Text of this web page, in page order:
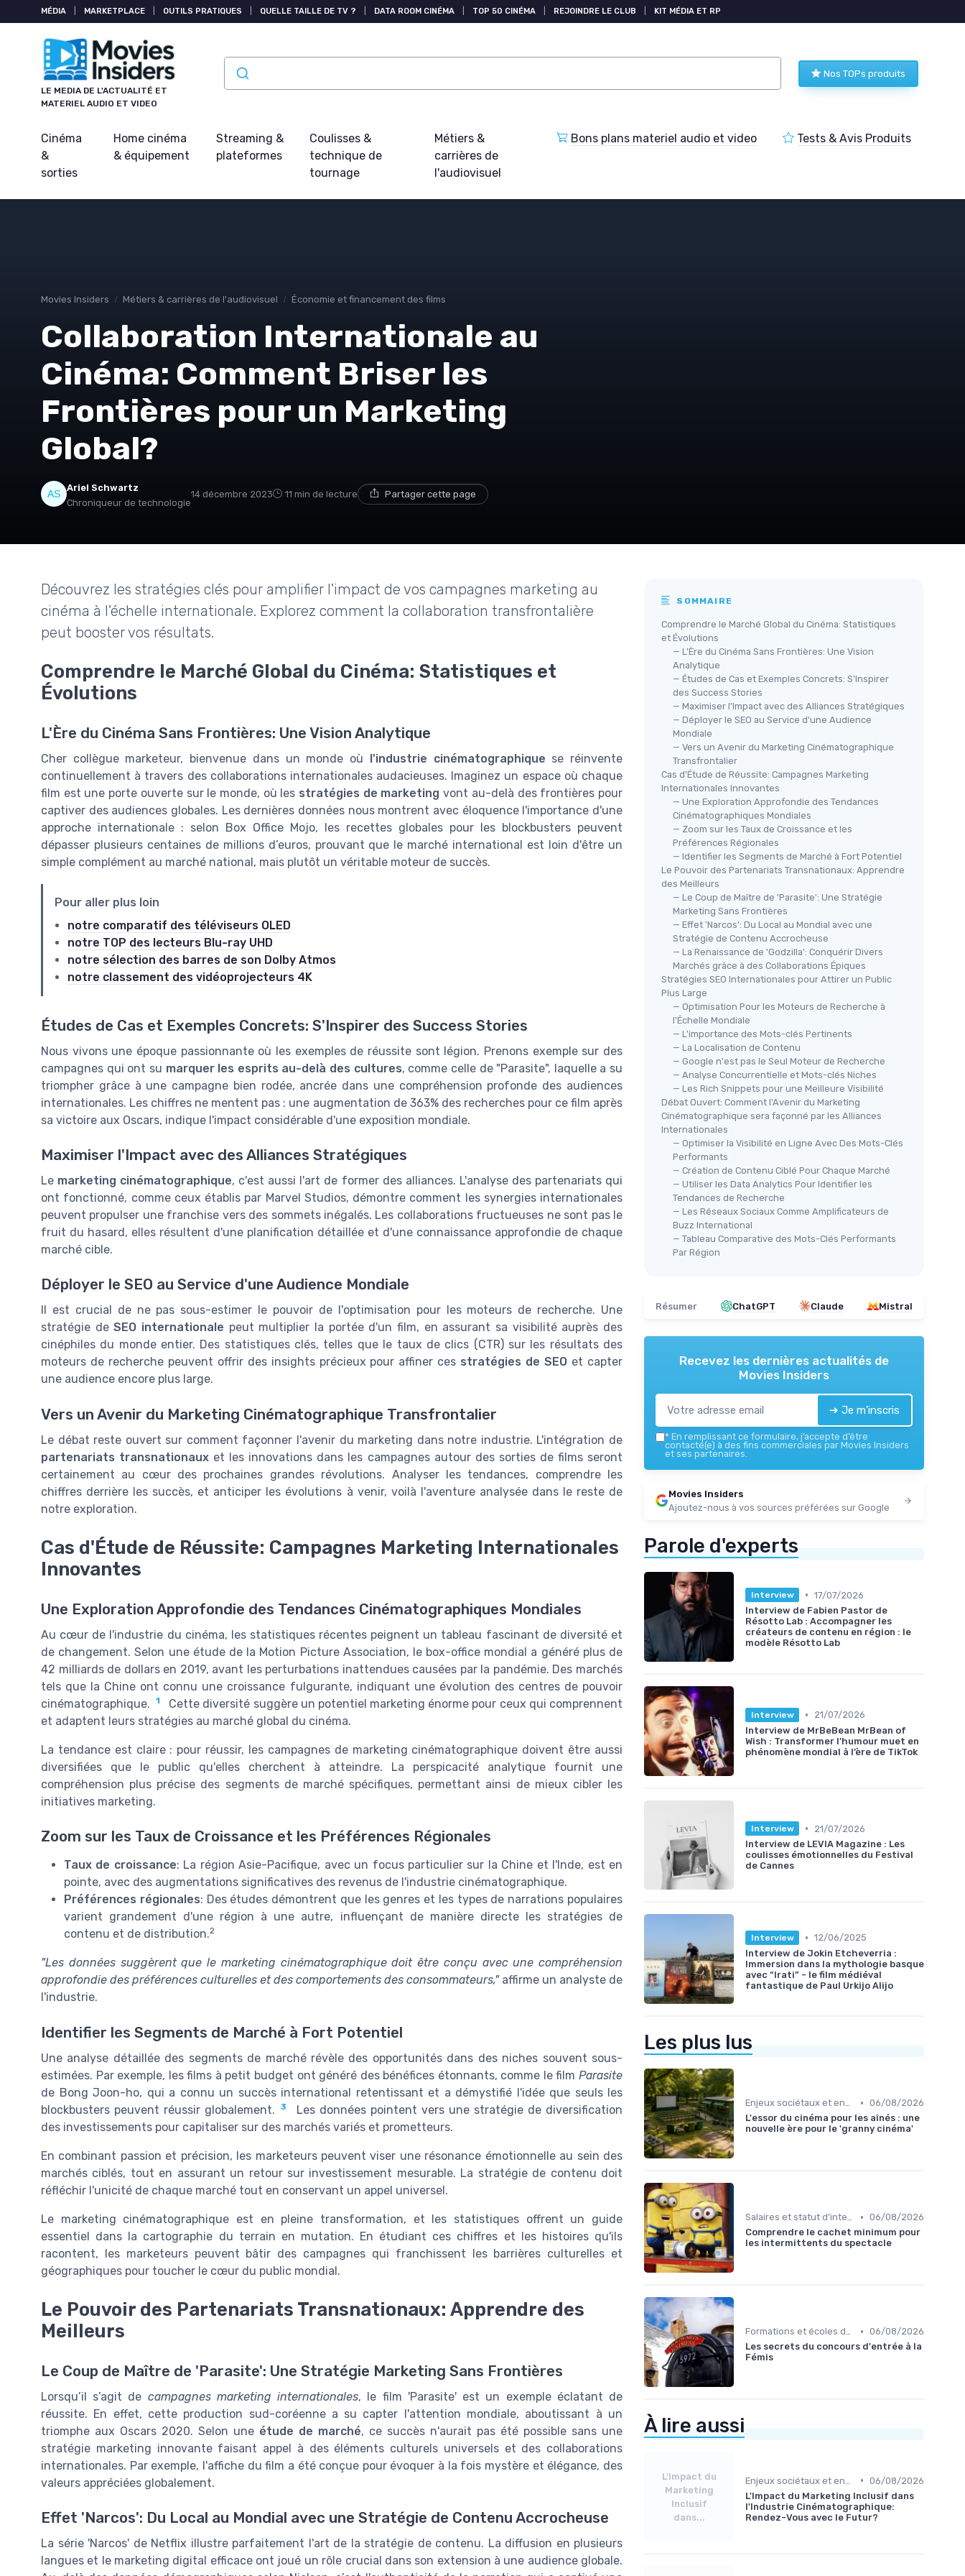
MÉDIA MARKETPLACE OUTILS PRATIQUES QUELLE TAILLE DE TV ? DATA ROOM CINÉMA TOP 50 CINÉMA REJOINDRE LE CLUB KIT MÉDIA ET RP
LE MEDIA DE L'ACTUALITÉ ET
MATERIEL AUDIO ET VIDEO
Nos TOPs produits
Cinéma
&
sorties
Home cinéma
& équipement
Streaming &
plateformes
Coulisses &
technique de
tournage
Métiers &
carrières de
l'audiovisuel
Bons plans materiel audio et video Tests & Avis Produits
Movies Insiders Métiers & carrières de l'audiovisuel Économie et financement des films
Collaboration Internationale au
Cinéma: Comment Briser les
Frontières pour un Marketing
Global?
Ariel Schwartz
Chroniqueur de technologie
14 décembre 2023 11 min de lecture Partager cette page
Découvrez les stratégies clés pour amplifier l'impact de vos campagnes marketing au
cinéma à l'échelle internationale. Explorez comment la collaboration transfrontalière
peut booster vos résultats.
Comprendre le Marché Global du Cinéma: Statistiques et
Évolutions
L'Ère du Cinéma Sans Frontières: Une Vision Analytique
Cher collègue marketeur, bienvenue dans un monde où l'industrie cinématographique se réinvente
continuellement à travers des collaborations internationales audacieuses. Imaginez un espace où chaque
film est une porte ouverte sur le monde, où les stratégies de marketing vont au-delà des frontières pour
captiver des audiences globales. Les dernières données nous montrent avec éloquence l'importance d'une
approche internationale : selon Box Office Mojo, les recettes globales pour les blockbusters peuvent
dépasser plusieurs centaines de millions d’euros, prouvant que le marché international est loin d'être un
simple complément au marché national, mais plutôt un véritable moteur de succès.
Pour aller plus loin
notre comparatif des téléviseurs OLED
notre TOP des lecteurs Blu-ray UHD
notre sélection des barres de son Dolby Atmos
notre classement des vidéoprojecteurs 4K
Études de Cas et Exemples Concrets: S'Inspirer des Success Stories
Nous vivons une époque passionnante où les exemples de réussite sont légion. Prenons exemple sur des
campagnes qui ont su marquer les esprits au-delà des cultures, comme celle de "Parasite", laquelle a su
triompher grâce à une campagne bien rodée, ancrée dans une compréhension profonde des audiences
internationales. Les chiffres ne mentent pas : une augmentation de 363% des recherches pour ce film après
sa victoire aux Oscars, indique l'impact considérable d'une exposition mondiale.
Maximiser l'Impact avec des Alliances Stratégiques
Le marketing cinématographique, c'est aussi l'art de former des alliances. L'analyse des partenariats qui
ont fonctionné, comme ceux établis par Marvel Studios, démontre comment les synergies internationales
peuvent propulser une franchise vers des sommets inégalés. Les collaborations fructueuses ne sont pas le
fruit du hasard, elles résultent d'une planification détaillée et d'une connaissance approfondie de chaque
marché cible.
Déployer le SEO au Service d'une Audience Mondiale
Il est crucial de ne pas sous-estimer le pouvoir de l'optimisation pour les moteurs de recherche. Une
stratégie deSEO internationale peut multiplier la portée d'un film, en assurant sa visibilité auprès des
cinéphiles du monde entier. Des statistiques clés, telles que le taux de clics (CTR) sur les résultats des
moteurs de recherche peuvent offrir des insights précieux pour affiner ces stratégies de SEO et capter
une audience encore plus large.
Vers un Avenir du Marketing Cinématographique Transfrontalier
Le débat reste ouvert sur comment façonner l'avenir du marketing dans notre industrie. L'intégration de
partenariats transnationaux et les innovations dans les campagnes autour des sorties de films seront
certainement au cœur des prochaines grandes révolutions. Analyser les tendances, comprendre les
chiffres derrière les succès, et anticiper les évolutions à venir, voilà l'aventure analysée dans le reste de
notre exploration.
Cas d'Étude de Réussite: Campagnes Marketing Internationales
Innovantes
Une Exploration Approfondie des Tendances Cinématographiques Mondiales
Au cœur de l'industrie du cinéma, les statistiques récentes peignent un tableau fascinant de diversité et
de changement. Selon une étude de la Motion Picture Association, le box-office mondial a généré plus de
42 milliards de dollars en 2019, avant les perturbations inattendues causées par la pandémie. Des marchés
tels que la Chine ont connu une croissance fulgurante, indiquant une évolution des centres de pouvoir
cinématographique.
1
Cette diversité suggère un potentiel marketing énorme pour ceux qui comprennent
et adaptent leurs stratégies au marché global du cinéma.
La tendance est claire : pour réussir, les campagnes de marketing cinématographique doivent être aussi
diversifiées que le public qu'elles cherchent à atteindre. La perspicacité analytique fournit une
compréhension plus précise des segments de marché spécifiques, permettant ainsi de mieux cibler les
initiatives marketing.
Zoom sur les Taux de Croissance et les Préférences Régionales
Taux de croissance: La région Asie-Pacifique, avec un focus particulier sur la Chine et l'Inde, est en
pointe, avec des augmentations significatives des revenus de l'industrie cinématographique.
Préférences régionales: Des études démontrent que les genres et les types de narrations populaires
varient grandement d'une région à une autre, influençant de manière directe les stratégies de
contenu et de distribution.2
"Les données suggèrent que le marketing cinématographique doit être conçu avec une compréhension
approfondie des préférences culturelles et des comportements des consommateurs,"affirme un analyste de
l'industrie.
Identifier les Segments de Marché à Fort Potentiel
Une analyse détaillée des segments de marché révèle des opportunités dans des niches souvent sous-
estimées. Par exemple, les films à petit budget ont généré des bénéfices étonnants, comme le film Parasite
de Bong Joon-ho, qui a connu un succès international retentissant et a démystifié l'idée que seuls les
blockbusters peuvent réussir globalement.
3
Les données pointent vers une stratégie de diversification
des investissements pour capitaliser sur des marchés variés et prometteurs.
En combinant passion et précision, les marketeurs peuvent viser une résonance émotionnelle au sein des
marchés ciblés, tout en assurant un retour sur investissement mesurable. La stratégie de contenu doit
réfléchir l'unicité de chaque marché tout en conservant un appel universel.
Le marketing cinématographique est en pleine transformation, et les statistiques offrent un guide
essentiel dans la cartographie du terrain en mutation. En étudiant ces chiffres et les histoires qu'ils
racontent, les marketeurs peuvent bâtir des campagnes qui franchissent les barrières culturelles et
géographiques pour toucher le cœur du public mondial.
Le Pouvoir des Partenariats Transnationaux: Apprendre des
Meilleurs
Le Coup de Maître de 'Parasite': Une Stratégie Marketing Sans Frontières
Lorsqu’il s’agit de campagnes marketing internationales, le film 'Parasite' est un exemple éclatant de
réussite. En effet, cette production sud-coréenne a su capter l'attention mondiale, aboutissant à un
triomphe aux Oscars 2020. Selon une étude de marché, ce succès n'aurait pas été possible sans une
stratégie marketing innovante faisant appel à des éléments culturels universels et des collaborations
internationales. Par exemple, l'affiche du film a été conçue pour évoquer à la fois mystère et élégance, des
valeurs appréciées globalement.
Effet 'Narcos': Du Local au Mondial avec une Stratégie de Contenu Accrocheuse
La série 'Narcos' de Netflix illustre parfaitement l'art de la stratégie de contenu. La diffusion en plusieurs
langues et le marketing digital efficace ont joué un rôle crucial dans son extension à une audience globale.
SOMMAIRE
Comprendre le Marché Global du Cinéma: Statistiques
et Évolutions
— L'Ère du Cinéma Sans Frontières: Une Vision
Analytique
— Études de Cas et Exemples Concrets: S'Inspirer
des Success Stories
— Maximiser l'Impact avec des Alliances Stratégiques
— Déployer le SEO au Service d'une Audience
Mondiale
— Vers un Avenir du Marketing Cinématographique
Transfrontalier
Cas d'Étude de Réussite: Campagnes Marketing
Internationales Innovantes
— Une Exploration Approfondie des Tendances
Cinématographiques Mondiales
— Zoom sur les Taux de Croissance et les
Préférences Régionales
— Identifier les Segments de Marché à Fort Potentiel
Le Pouvoir des Partenariats Transnationaux: Apprendre
des Meilleurs
— Le Coup de Maître de 'Parasite': Une Stratégie
Marketing Sans Frontières
— Effet 'Narcos': Du Local au Mondial avec une
Stratégie de Contenu Accrocheuse
— La Renaissance de 'Godzilla': Conquérir Divers
Marchés grâce à des Collaborations Épiques
Stratégies SEO Internationales pour Attirer un Public
Plus Large
— Optimisation Pour les Moteurs de Recherche à
l'Échelle Mondiale
— L'importance des Mots-clés Pertinents
— La Localisation de Contenu
— Google n'est pas le Seul Moteur de Recherche
— Analyse Concurrentielle et Mots-clés Niches
— Les Rich Snippets pour une Meilleure Visibilité
Débat Ouvert: Comment l'Avenir du Marketing
Cinématographique sera façonné par les Alliances
Internationales
— Optimiser la Visibilité en Ligne Avec Des Mots-Clés
Performants
— Création de Contenu Ciblé Pour Chaque Marché
— Utiliser les Data Analytics Pour Identifier les
Tendances de Recherche
— Les Réseaux Sociaux Comme Amplificateurs de
Buzz International
— Tableau Comparative des Mots-Clés Performants
Par Région
Résumer ChatGPT Claude Mistral
Recevez les dernières actualités de
Movies Insiders
➔ Je m'inscris
* En remplissant ce formulaire, j’accepte d’être
contacté(e) à des fins commerciales par Movies Insiders
et ses partenaires.
Movies Insiders
Ajoutez-nous à vos sources préférées sur Google
Parole d'experts
Interview • 17/07/2026
Interview de Fabien Pastor de
Résotto Lab : Accompagner les
créateurs de contenu en région : le
modèle Résotto Lab
Interview •
21/07/2026
Interview de MrBeBean MrBean of
Wish : Transformer l’humour muet en
phénomène mondial à l’ère de TikTok
Interview •
21/07/2026
Interview de LEVIA Magazine : Les
coulisses émotionnelles du Festival
de Cannes
Interview • 12/06/2025
Interview de Jokin Etcheverria :
Immersion dans la mythologie basque
avec “Irati” - le film médiéval
fantastique de Paul Urkijo Alijo
Les plus lus
Enjeux sociétaux et environnementaux • 06/08/2026
L'essor du cinéma pour les aînés : une
nouvelle ère pour le 'granny cinéma'
Salaires et statut d'intermittent • 06/08/2026
Comprendre le cachet minimum pour
les intermittents du spectacle
Formations et écoles de cinéma • 06/08/2026
Les secrets du concours d'entrée à la
Fémis
À lire aussi
L'Impact du
Marketing
Inclusif
dans...
• 06/08/2026
L'Impact du Marketing Inclusif dans
l'Industrie Cinématographique:
Rendez-Vous avec le Futur?
Panneau de gestion des cookies